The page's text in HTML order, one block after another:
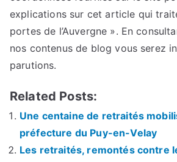
explications sur cet article qui
portes de l’Auvergne ». En
nos contenus de blog vous serez
parutions.
Related Posts:
Une centaine de retraités
préfecture du Puy-en-Velay
Les retraités, remontés contre